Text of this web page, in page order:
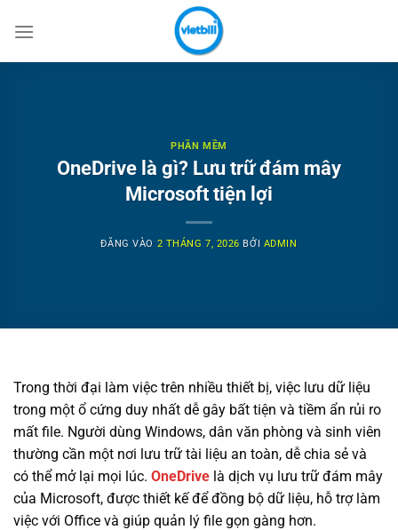
qua
PHẦN MỀM
OneDrive là gì? Lưu trữ đám mây
Microsoft tiện lợi
ĐĂNG VÀO 2 THÁNG 7, 2026 BỞI ADMIN
Trong thời đại làm việc trên nhiều thiết bị, việc lưu dữ liệu
trong một ổ cứng duy nhất dễ gây bất tiện và tiềm ẩn rủi ro
mất file. Người dùng Windows, dân văn phòng và sinh viên
thường cần một nơi lưu trữ tài liệu an toàn, dễ chia sẻ và
có thể mở lại mọi lúc. OneDrive là dịch vụ lưu trữ đám mây
của Microsoft, được thiết kế để đồng bộ dữ liệu, hỗ trợ làm
việc với Office và giúp quản lý file gọn gàng hơn.